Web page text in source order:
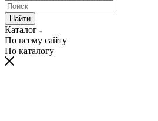
Найти
Каталог
По всему сайту
По каталогу